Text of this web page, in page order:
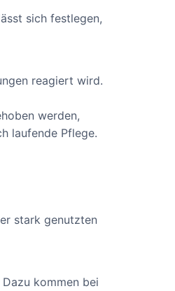
sich festlegen,
reagiert wird.
werden,
laufende Pflege.
stark genutzten
kommen bei